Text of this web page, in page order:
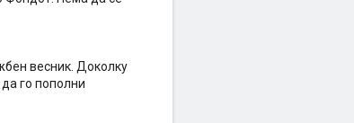
весник. Доколку
го пополни